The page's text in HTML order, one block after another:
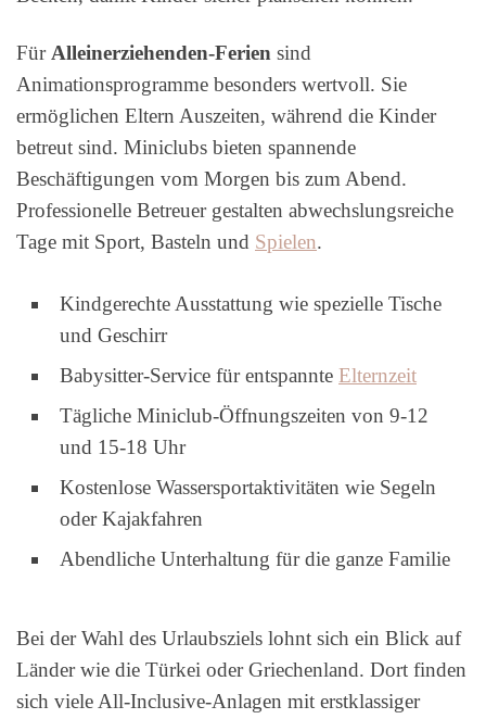
Für Alleinerziehenden-Ferien sind
Animationsprogramme besonders wertvoll. Sie
ermöglichen Eltern Auszeiten, während die Kinder
betreut sind. Miniclubs bieten spannende
Beschäftigungen vom Morgen bis zum Abend.
Professionelle Betreuer gestalten abwechslungsreiche
Tage mit Sport, Basteln und Spielen.
Kindgerechte Ausstattung wie spezielle Tische
und Geschirr
Babysitter-Service für entspannte Elternzeit
Tägliche Miniclub-Öffnungszeiten von 9-12
und 15-18 Uhr
Kostenlose Wassersportaktivitäten wie Segeln
oder Kajakfahren
Abendliche Unterhaltung für die ganze Familie
Bei der Wahl des Urlaubsziels lohnt sich ein Blick auf
Länder wie die Türkei oder Griechenland. Dort finden
sich viele All-Inclusive-Anlagen mit erstklassiger